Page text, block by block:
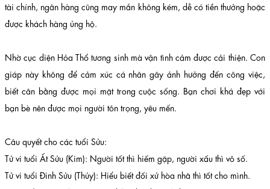
tài chính, ngân hàng cũng may mắn không kém, dễ có tiền thưởng hoặc
được khách hàng ủng hộ.
Nhờ cục diện Hỏa Thổ tương sinh mà vận tình cảm được cải thiện. Con
giáp này không để cảm xúc cá nhân gây ảnh hưởng đến công việc,
biết cân bằng được mọi mặt trong cuộc sống. Bạn chơi khá đẹp với
bạn bè nên được mọi người tôn trọng, yêu mến.
Câu quyết cho các tuổi Sửu:
Tử vi tuổi Ất Sửu (Kim): Người tốt thì hiếm gặp, người xấu thì vô số.
Tử vi tuổi Đinh Sửu (Thủy): Hiểu biết đối xử hòa nhã thì tốt cho mình.